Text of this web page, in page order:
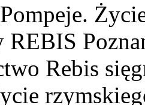
REBIS
Rebis